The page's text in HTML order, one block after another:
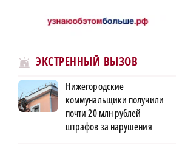
ЭКСТРЕННЫЙ ВЫЗОВ
Нижегородские
коммунальщики получили
почти 20 млн рублей
штрафов за нарушения